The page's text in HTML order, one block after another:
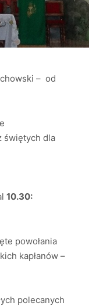
– od
świętych dla
10.30:
powołania
kapłanów –
polecanych